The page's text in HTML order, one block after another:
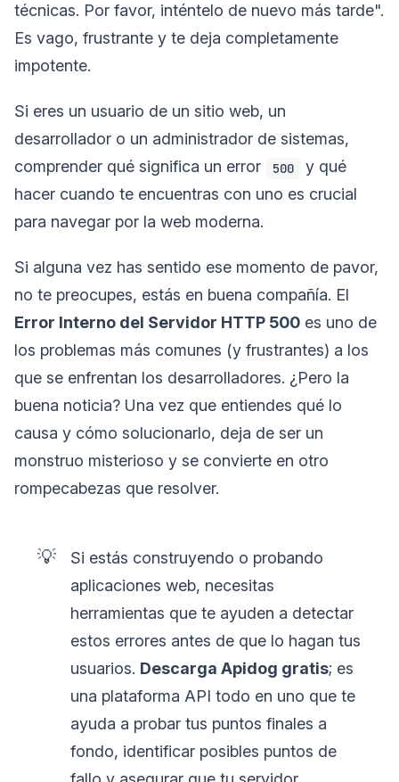
técnicas. Por favor, inténtelo de nuevo más tarde".
Es vago, frustrante y te deja completamente
impotente.
Si eres un usuario de un sitio web, un
desarrollador o un administrador de sistemas,
comprender qué significa un error
500
y qué
hacer cuando te encuentras con uno es crucial
para navegar por la web moderna.
Si alguna vez has sentido ese momento de pavor,
no te preocupes, estás en buena compañía. El
Error Interno del Servidor HTTP 500 es uno de
los problemas más comunes (y frustrantes) a los
que se enfrentan los desarrolladores. ¿Pero la
buena noticia? Una vez que entiendes qué lo
causa y cómo solucionarlo, deja de ser un
monstruo misterioso y se convierte en otro
rompecabezas que resolver.
💡
Si estás construyendo o probando
aplicaciones web, necesitas
herramientas que te ayuden a detectar
estos errores antes de que lo hagan tus
usuarios. Descarga Apidog gratis; es
una plataforma API todo en uno que te
ayuda a probar tus puntos finales a
fondo, identificar posibles puntos de